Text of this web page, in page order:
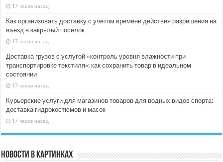
17 часов назад
Как организовать доставку с учётом времени действия разрешения на
въезд в закрытый посёлок
17 часов назад
Доставка грузов с услугой «контроль уровня влажности при
транспортировке текстиля»: как сохранить товар в идеальном
состоянии
17 часов назад
Курьерские услуги для магазинов товаров для водных видов спорта:
доставка гидрокостюмов и масок
17 часов назад
Новости в картинках